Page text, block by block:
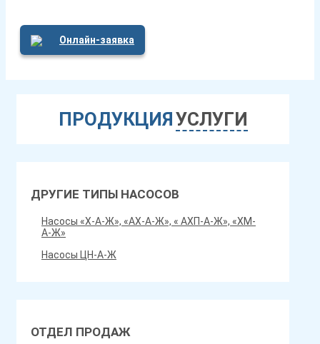
ПРОДУКЦИЯУСЛУГИ
ДРУГИЕ ТИПЫ НАСОСОВ
Насосы «Х-А-Ж», «АХ-А-Ж», « АХП-А-Ж», «ХМ-
А-Ж»
Насосы ЦН-А-Ж
ОТДЕЛ ПРОДАЖ
Онлайн-заявка